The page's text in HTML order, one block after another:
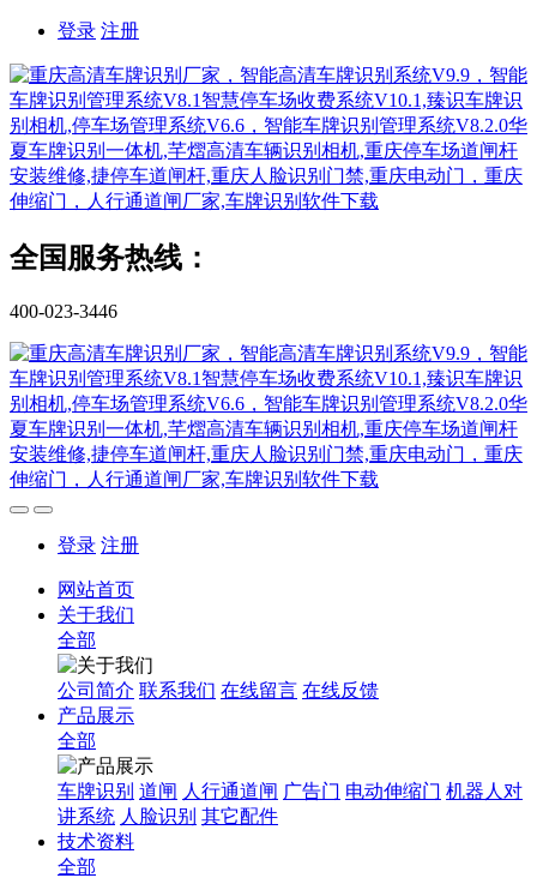
登录 注册
全国服务热线：
400-023-3446
登录 注册
网站首页
关于我们
全部
公司简介 联系我们 在线留言 在线反馈
产品展示
全部
车牌识别 道闸 人行通道闸 广告门 电动伸缩门 机器人对
讲系统 人脸识别 其它配件
技术资料
全部